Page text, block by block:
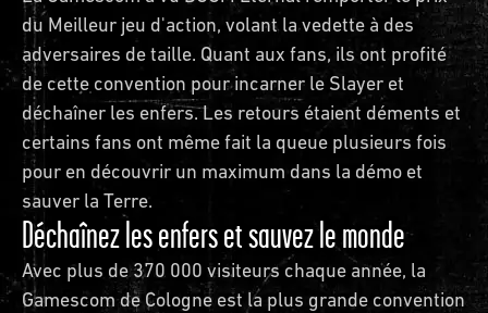
du Meilleur jeu d'action, volant la vedette à des
adversaires de taille. Quant aux fans, ils ont profité
de cette convention pour incarner le Slayer et
déchaîner les enfers. Les retours étaient déments et
certains fans ont même fait la queue plusieurs fois
pour en découvrir un maximum dans la démo et
sauver la Terre.
Déchaînez les enfers et sauvez le monde
Avec plus de 370 000 visiteurs chaque année, la
Gamescom de Cologne est la plus grande convention